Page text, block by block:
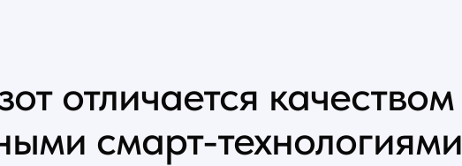
отличается качеством
смарт-технологиями